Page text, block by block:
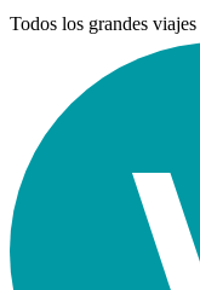
Todos los grandes viajes